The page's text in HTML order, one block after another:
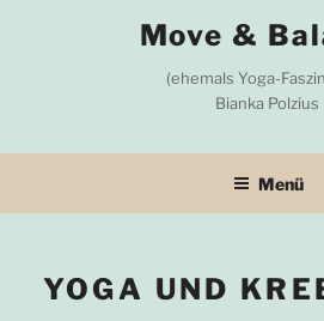
Move &
(ehemals Yoga-
Bianka Polzius
Menü
YOGA UND